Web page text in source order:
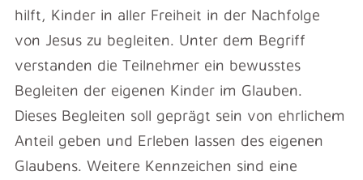
hilft, Kinder in aller Freiheit in der Nachfolge
von Jesus zu begleiten. Unter dem Begriff
verstanden die Teilnehmer ein bewusstes
Begleiten der eigenen Kinder im Glauben.
Dieses Begleiten soll geprägt sein von ehrlichem
Anteil geben und Erleben lassen des eigenen
Glaubens. Weitere Kennzeichen sind eine